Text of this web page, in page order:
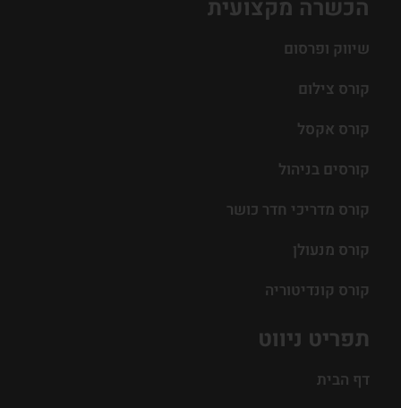
תפריט ניווט
דף הבית
הכשרה מקצועית
שיווק ופרסום
קורס צילום
קורס אקסל
קורסים בניהול
קורס מדריכי חדר כושר
קורס מנעולן
קורס קונדיטוריה